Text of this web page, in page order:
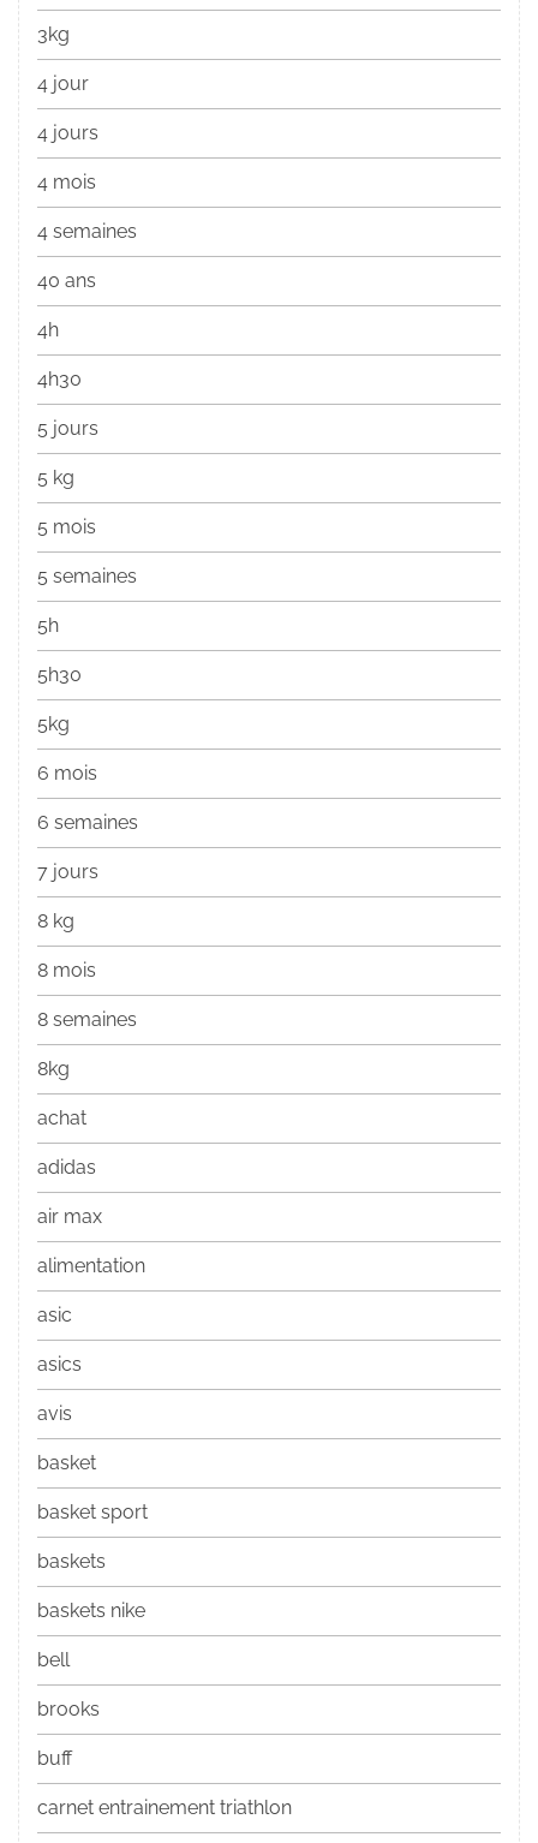
3kg
4 jour
4 jours
4 mois
4 semaines
40 ans
4h
4h30
5 jours
5 kg
5 mois
5 semaines
5h
5h30
5kg
6 mois
6 semaines
7 jours
8 kg
8 mois
8 semaines
8kg
achat
adidas
air max
alimentation
asic
asics
avis
basket
basket sport
baskets
baskets nike
bell
brooks
buff
carnet entrainement triathlon